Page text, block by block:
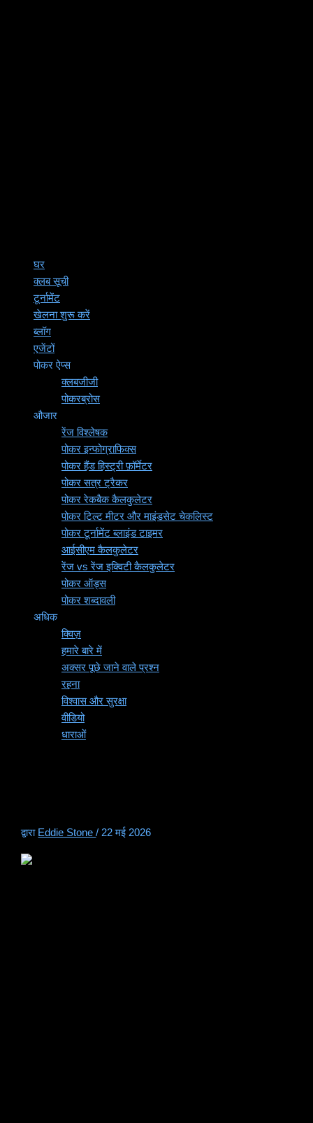
घर
क्लब सूची
टूर्नामेंट
खेलना शुरू करें
ब्लॉग
एजेंटों
पोकर ऐप्स
क्लबजीजी
पोकरब्रोस
औजार
रेंज विश्लेषक
पोकर इन्फोग्राफिक्स
पोकर हैंड हिस्ट्री फ़ॉर्मेटर
पोकर सत्र ट्रैकर
पोकर रेकबैक कैलकुलेटर
पोकर टिल्ट मीटर और माइंडसेट चेकलिस्ट
पोकर टूर्नामेंट ब्लाइंड टाइमर
आईसीएम कैलकुलेटर
रेंज vs रेंज इक्विटी कैलकुलेटर
पोकर ऑड्स
पोकर शब्दावली
अधिक
क्विज़
हमारे बारे में
अक्सर पूछे जाने वाले प्रश्न
रहना
विश्वास और सुरक्षा
वीडियो
धाराओं
द्वारा Eddie Stone/22 मई 2026